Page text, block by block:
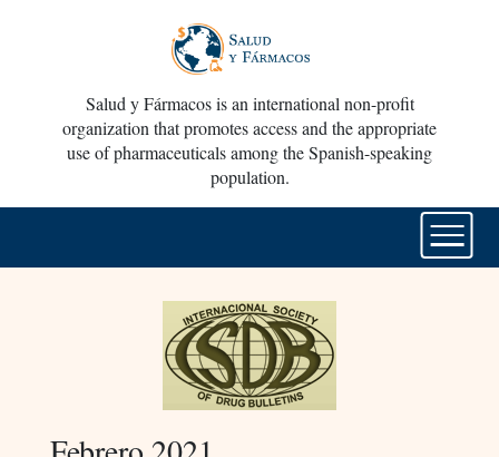
Salud y Fármacos is an international non-profit
organization that promotes access and the appropriate
use of pharmaceuticals among the Spanish-speaking
population.